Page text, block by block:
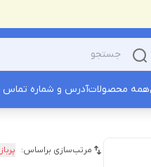
همه محصولاتآدرس و شماره تماس
مرتب‌سازی براساس: